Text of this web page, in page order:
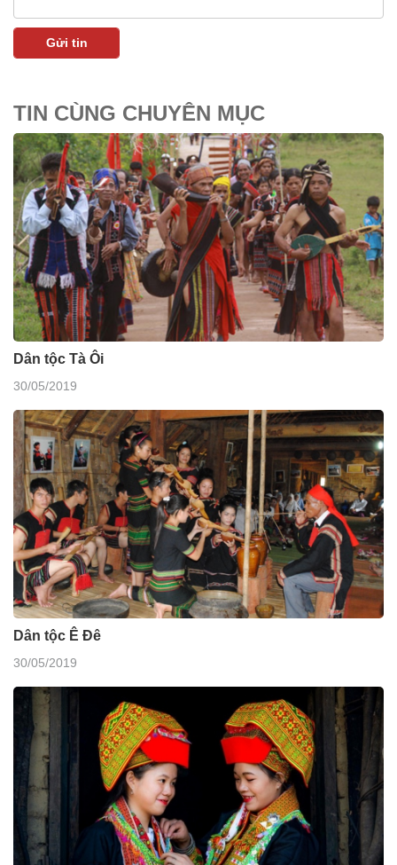
TIN CÙNG CHUYÊN MỤC
Dân tộc Tà Ôi
30/05/2019
Dân tộc Ê Đê
30/05/2019